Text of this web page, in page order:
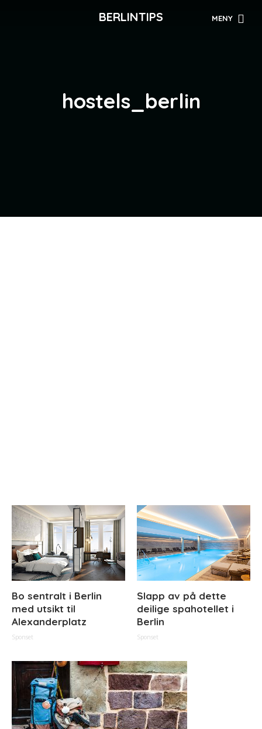
BERLINTIPS MENY
hostels_berlin
Bo sentralt i Berlin
med utsikt til
Alexanderplatz
Sponset
Slapp av på dette
deilige spahotellet i
Berlin
Sponset